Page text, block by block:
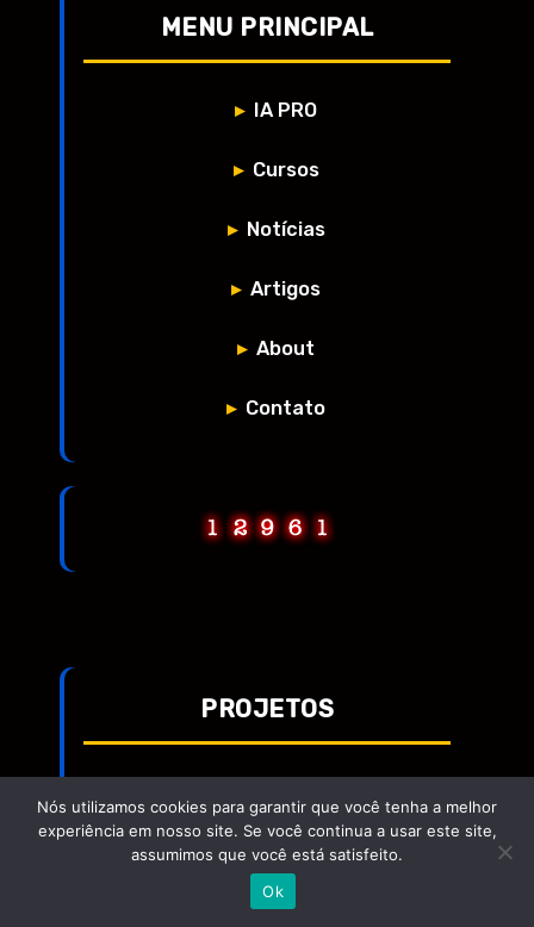
MENU PRINCIPAL
IA PRO
Cursos
Notícias
Artigos
About
Contato
PROJETOS
EWC Idiomas
Maiquel Gomes
Nós utilizamos cookies para garantir que você tenha a melhor
experiência em nosso site. Se você continua a usar este site,
assumimos que você está satisfeito.
Ok